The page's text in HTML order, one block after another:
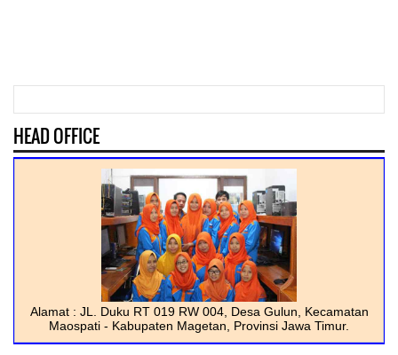
HEAD OFFICE
Alamat : JL. Duku RT 019 RW 004, Desa Gulun, Kecamatan
Maospati - Kabupaten Magetan, Provinsi Jawa Timur.